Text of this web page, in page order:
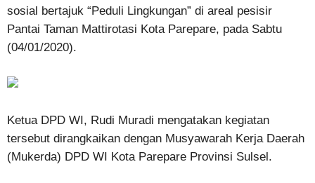
sosial bertajuk “Peduli Lingkungan” di areal pesisir
Pantai Taman Mattirotasi Kota Parepare, pada Sabtu
(04/01/2020).
Ketua DPD WI, Rudi Muradi mengatakan kegiatan
tersebut dirangkaikan dengan Musyawarah Kerja Daerah
(Mukerda) DPD WI Kota Parepare Provinsi Sulsel.